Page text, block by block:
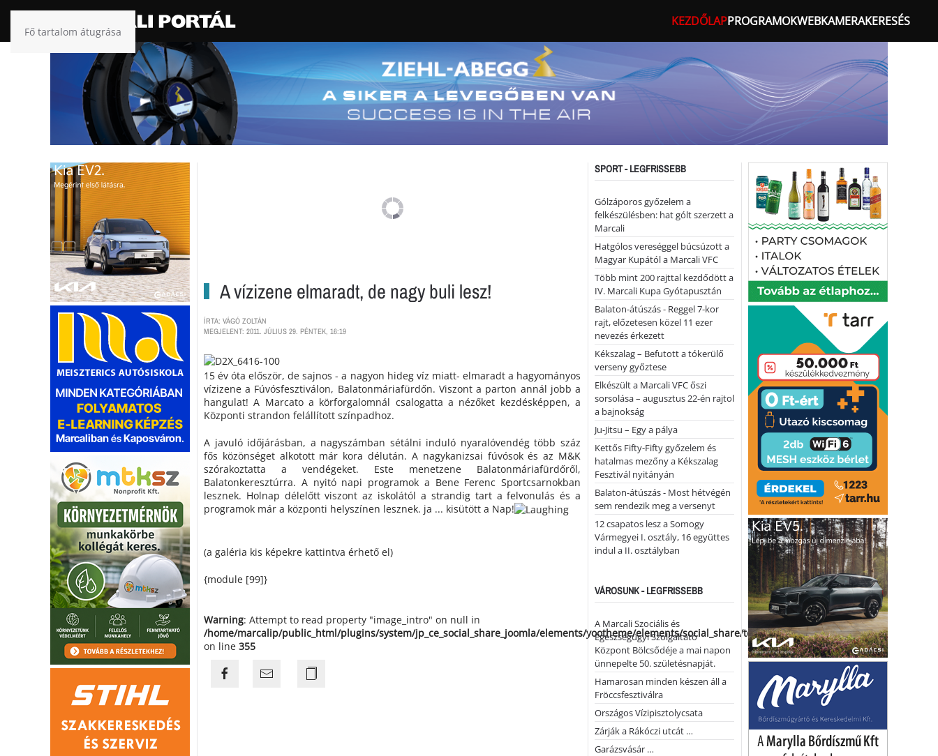
Fő tartalom átugrása
KEZDŐLAPPROGRAMOKWEBKAMERAKERESÉS
A vízizene elmaradt, de nagy buli lesz!
ÍRTA: VÁGÓ ZOLTÁN
MEGJELENT: 2011. JÚLIUS 29. PÉNTEK, 16:19
15 év óta először, de sajnos - a nagyon hideg víz miatt- elmaradt a hagyományos
vízizene a Fúvósfesztiválon, Balatonmáriafürdőn. Viszont a parton annál jobb a
hangulat! A Marcato a körforgalomnál csalogatta a nézőket kezdésképpen, a
Központi strandon felállított színpadhoz.
A javuló időjárásban, a nagyszámban sétálni induló nyaralóvendég több száz
fős közönséget alkotott már kora délután. A nagykanizsai fúvósok és az M&K
szórakoztatta a vendégeket. Este menetzene Balatonmáriafürdőről,
Balatonkeresztúrra. A nyitó napi programok a Bene Ferenc Sportcsarnokban
lesznek. Holnap délelőtt viszont az iskolától a strandig tart a felvonulás és a
programok már a központi helyszínen lesznek. ja ... kisütött a Nap!
(a galéria kis képekre kattintva érhető el)
{module [99]}
Warning: Attempt to read property "image_intro" on null in
/home/marcalip/public_html/plugins/system/jp_ce_social_share_joomla/elements/yootheme/elements/social_share/templates/template.php
on line 355
SPORT - LEGFRISSEBB
Gólzáporos győzelem a
felkészülésben: hat gólt szerzett a
Marcali
Hatgólos vereséggel búcsúzott a
Magyar Kupától a Marcali VFC
Több mint 200 rajttal kezdődött a
IV. Marcali Kupa Gyótapusztán
Balaton-átúszás - Reggel 7-kor
rajt, előzetesen közel 11 ezer
nevezés érkezett
Kékszalag – Befutott a tókerülő
verseny győztese
Elkészült a Marcali VFC őszi
sorsolása – augusztus 22-én rajtol
a bajnokság
Ju-Jitsu – Egy a pálya
Kettős Fifty-Fifty győzelem és
hatalmas mezőny a Kékszalag
Fesztivál nyitányán
Balaton-átúszás - Most hétvégén
sem rendezik meg a versenyt
12 csapatos lesz a Somogy
Vármegyei I. osztály, 16 együttes
indul a II. osztályban
VÁROSUNK - LEGFRISSEBB
A Marcali Szociális és
Egészségügyi Szolgáltató
Központ Bölcsődéje a mai napon
ünnepelte 50. születésnapját.
Hamarosan minden készen áll a
Fröccsfesztiválra
Országos Vízipisztolycsata
Zárják a Rákóczi utcát …
Garázsvásár …